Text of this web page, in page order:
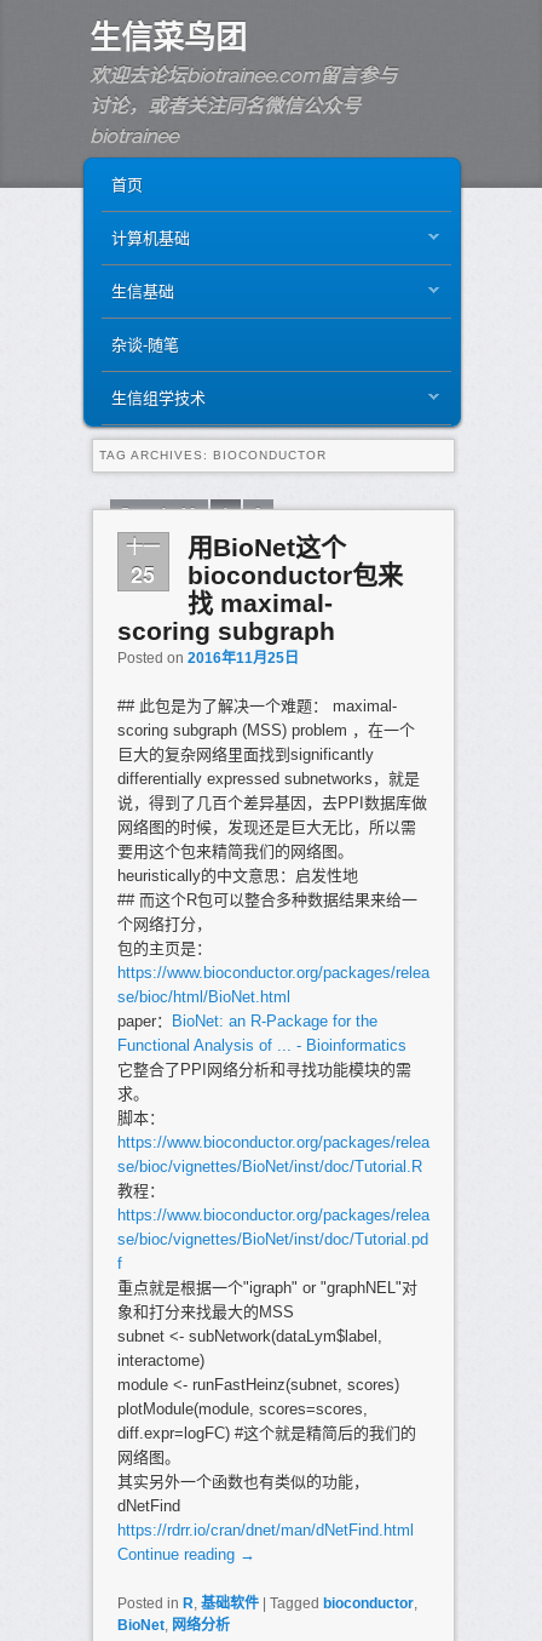
生信菜鸟团
欢迎去论坛biotrainee.com留言参与
讨论，或者关注同名微信公众号
biotrainee
SKIP TO PRIMARY CONTENT
SKIP TO SECONDARY CONTENT
首页
计算机基础
生信基础
杂谈-随笔
生信组学技术
TAG ARCHIVES: BIOCONDUCTOR
Page 1 of 2 1 2
十一
25
用BioNet这个
bioconductor包来
找 maximal-
scoring subgraph
Posted on 2016年11月25日
## 此包是为了解决一个难题： maximal-
scoring subgraph (MSS) problem ，在一个
巨大的复杂网络里面找到significantly
differentially expressed subnetworks，就是
说，得到了几百个差异基因，去PPI数据库做
网络图的时候，发现还是巨大无比，所以需
要用这个包来精简我们的网络图。
heuristically的中文意思：启发性地
## 而这个R包可以整合多种数据结果来给一
个网络打分，
包的主页是：
https://www.bioconductor.org/packages/relea
se/bioc/html/BioNet.html
paper： BioNet: an R-Package for the
Functional Analysis of ... - Bioinformatics
它整合了PPI网络分析和寻找功能模块的需
求。
脚本：
https://www.bioconductor.org/packages/relea
se/bioc/vignettes/BioNet/inst/doc/Tutorial.R
教程：
https://www.bioconductor.org/packages/relea
se/bioc/vignettes/BioNet/inst/doc/Tutorial.pd
f
重点就是根据一个"igraph" or "graphNEL"对
象和打分来找最大的MSS
subnet <- subNetwork(dataLym$label,
interactome)
module <- runFastHeinz(subnet, scores)
plotModule(module, scores=scores,
diff.expr=logFC) #这个就是精简后的我们的
网络图。
其实另外一个函数也有类似的功能，
dNetFind
https://rdrr.io/cran/dnet/man/dNetFind.html
Continue reading →
Posted in R, 基础软件 | Tagged bioconductor,
BioNet, 网络分析